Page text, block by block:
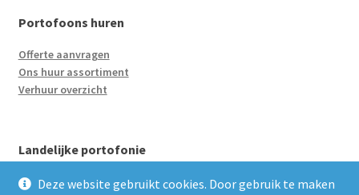
Portofoons huren
Offerte aanvragen
Ons huur assortiment
Verhuur overzicht
Landelijke portofonie
Uitleg landelijke portofoon communicatie
Deze website gebruikt cookies. Door gebruik te maken